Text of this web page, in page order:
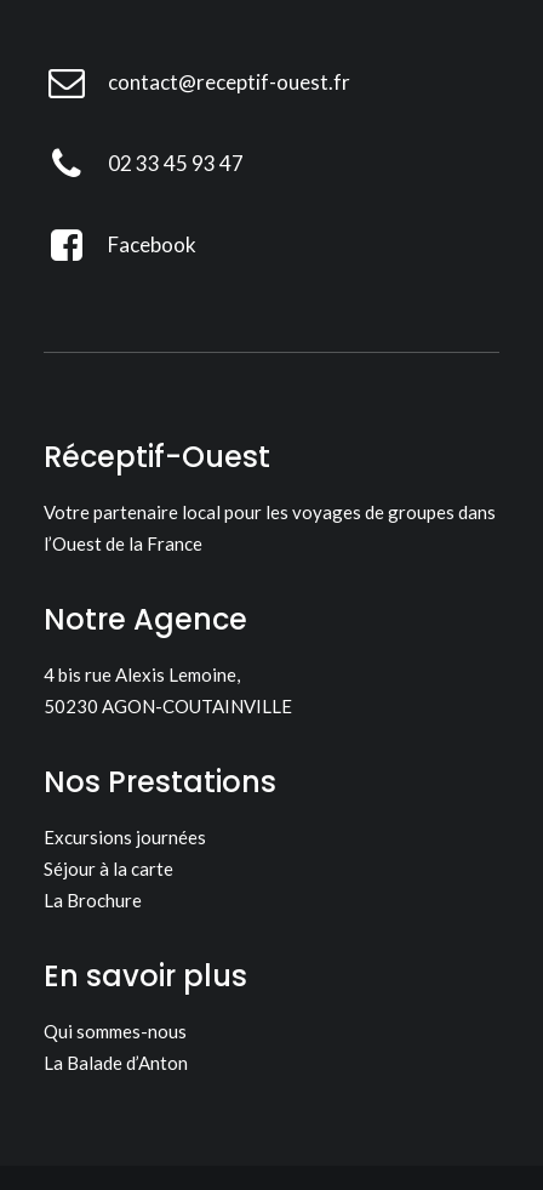
contact@receptif-ouest.fr
02 33 45 93 47
Facebook
Réceptif-Ouest
Votre partenaire local pour les voyages de groupes dans
l’Ouest de la France
Notre Agence
4 bis rue Alexis Lemoine,
50230 AGON-COUTAINVILLE
Nos Prestations
Excursions journées
Séjour à la carte
La Brochure
En savoir plus
Qui sommes-nous
La Balade d’Anton